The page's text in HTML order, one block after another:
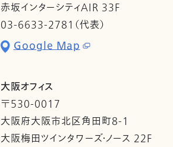
赤坂インターシティAIR 33F
03-6633-2781（代表）
Google Map
大阪オフィス
〒530-0017
大阪府大阪市北区角田町8-1
大阪梅田ツインタワーズ・ノース 22F